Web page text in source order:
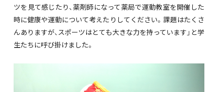
ツを見て感じたり、薬剤師になって薬局で運動教室を開催した
時に健康や運動について考えたりしてください。課題はたくさ
んありますが、スポーツはとても大きな力を持っています」と学
生たちに呼び掛けました。